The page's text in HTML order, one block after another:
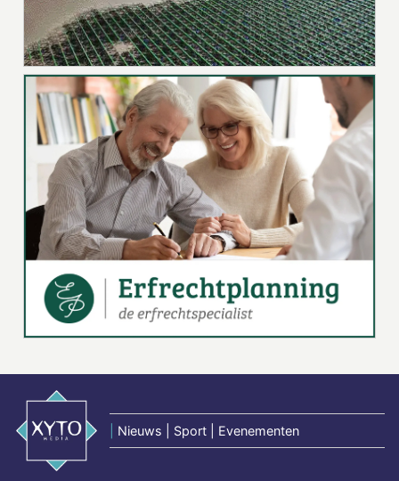
Nieuws | Sport | Evenementen